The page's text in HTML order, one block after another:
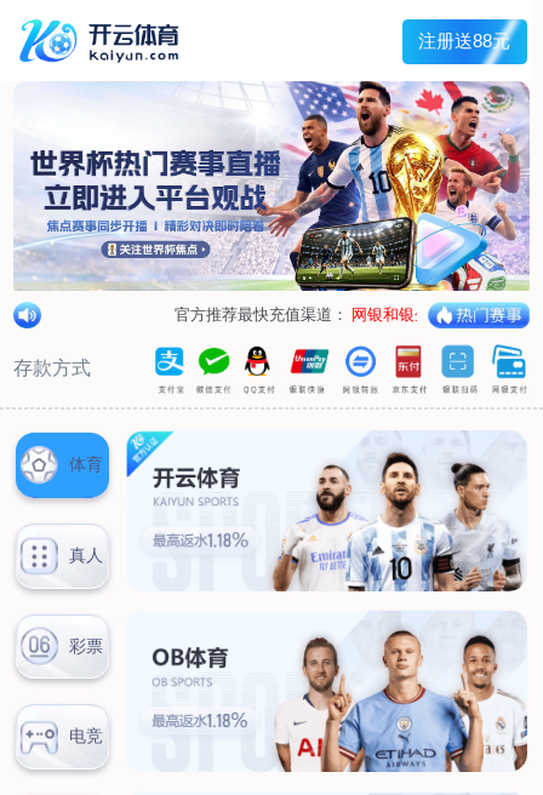
首页
关于我们
合作伙伴
产品中心
烤箱纸
蜡纸
防油纸
蛋糕杯纸
糖果包装纸
汉堡包装纸
包肉纸
吸油纸
新闻展示
公司新闻
行业资讯
联系我们
联系方式
客户留言